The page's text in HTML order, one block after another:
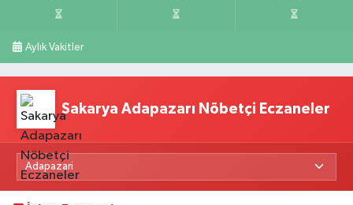
Aylık Vakitler
Sakarya Adapazarı Nöbetçi Eczaneler